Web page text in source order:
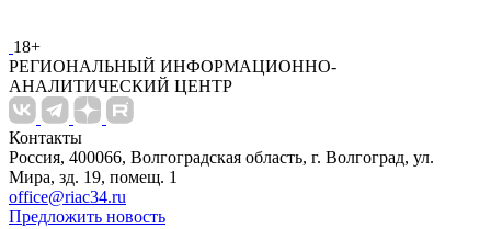
18+
РЕГИОНАЛЬНЫЙ ИНФОРМАЦИОННО-
АНАЛИТИЧЕСКИЙ ЦЕНТР
Контакты
Россия, 400066, Волгоградская область, г. Волгоград, ул.
Мира, зд. 19, помещ. 1
office@riac34.ru
Предложить новость